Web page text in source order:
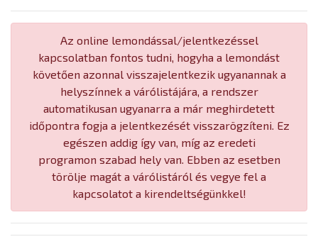
Az online lemondással/jelentkezéssel
kapcsolatban fontos tudni, hogyha a lemondást
követően azonnal visszajelentkezik ugyanannak a
helyszínnek a várólistájára, a rendszer
automatikusan ugyanarra a már meghirdetett
időpontra fogja a jelentkezését visszarögzíteni. Ez
egészen addig így van, míg az eredeti
programon szabad hely van. Ebben az esetben
törölje magát a várólistáról és vegye fel a
kapcsolatot a kirendeltségünkkel!